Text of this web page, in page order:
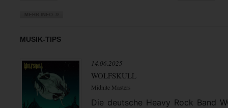
MUSIK-TIPS
14.06.2025
WOLFSKULL
Midnite Masters
Die deutsche Heavy Rock Band